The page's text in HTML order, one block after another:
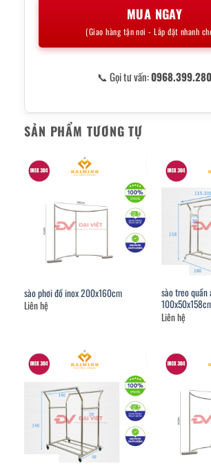
MUA NGAY
(Giao hàng tận nơi - Lắp đặt nhanh
📞 Gọi tư vấn:0968.399.280
SẢN PHẨM TƯƠNG TỰ
sào phơi đồ inox 200x160cm
Liên hệ
sào treo quần
Liên hệ